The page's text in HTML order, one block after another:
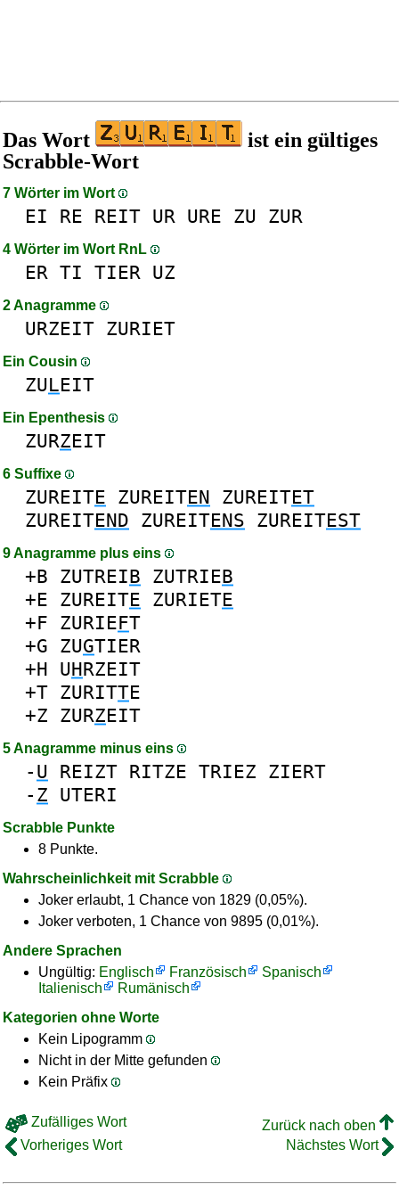
Das Wort
ist ein gültiges
Scrabble-Wort
7 Wörter im Wort
EI RE REIT UR URE ZU ZUR
4 Wörter im Wort RnL
ER TI TIER UZ
2 Anagramme
URZEIT ZURIET
Ein Cousin
ZULEIT
Ein Epenthesis
ZURZEIT
6 Suffixe
ZUREITE ZUREITEN ZUREITET
ZUREITEND ZUREITENS ZUREITEST
9 Anagramme plus eins
+B ZUTREIB ZUTRIEB
+E ZUREITE ZURIETE
+F ZURIEFT
+G ZUGTIER
+H UHRZEIT
+T ZURITTE
+Z ZURZEIT
5 Anagramme minus eins
- U REIZT RITZE TRIEZ ZIERT
- Z UTERI
Scrabble Punkte
8 Punkte.
Wahrscheinlichkeit mit Scrabble
Joker erlaubt, 1 Chance von 1829 (0,05%).
Joker verboten, 1 Chance von 9895 (0,01%).
Andere Sprachen
Ungültig: Englisch Französisch
Spanisch
Italienisch
Rumänisch
Kategorien ohne Worte
Kein Lipogramm
Nicht in der Mitte gefunden
Kein Präfix
Zufälliges Wort
Zurück nach oben
Vorheriges Wort
Nächstes Wort